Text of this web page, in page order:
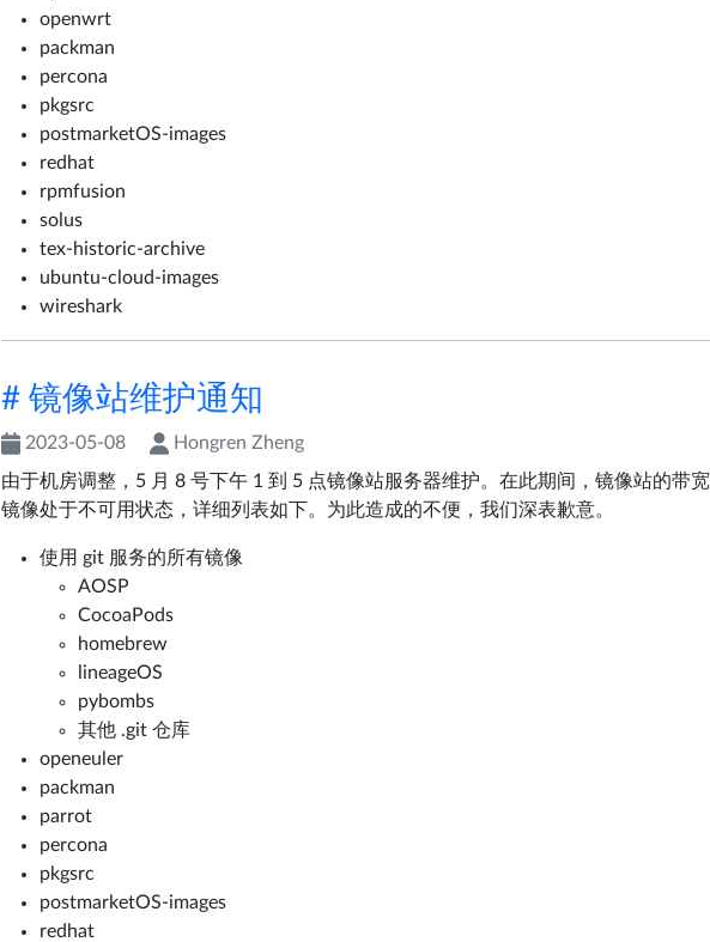
openwrt
packman
percona
pkgsrc
postmarketOS-images
redhat
rpmfusion
solus
tex-historic-archive
ubuntu-cloud-images
wireshark
# 镜像站维护通知
2023-05-08
Hongren Zheng
由于机房调整，5 月 8 号下午 1 到 5 点镜像站服务器维护。在此期间，镜像站的带
镜像处于不可用状态，详细列表如下。为此造成的不便，我们深表歉意。
使用 git 服务的所有镜像
AOSP
CocoaPods
homebrew
lineageOS
pybombs
其他 .git 仓库
openeuler
packman
parrot
percona
pkgsrc
postmarketOS-images
redhat